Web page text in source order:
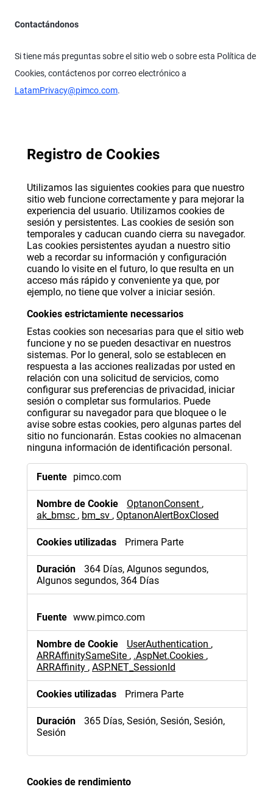
Contactándonos
Si tiene más preguntas sobre el sitio web o sobre esta Política de
Cookies, contáctenos por correo electrónico a
LatamPrivacy@pimco.com.
Registro de Cookies
Utilizamos las siguientes cookies para que nuestro
sitio web funcione correctamente y para mejorar la
experiencia del usuario. Utilizamos cookies de
sesión y persistentes. Las cookies de sesión son
temporales y caducan cuando cierra su navegador.
Las cookies persistentes ayudan a nuestro sitio
web a recordar su información y configuración
cuando lo visite en el futuro, lo que resulta en un
acceso más rápido y conveniente ya que, por
ejemplo, no tiene que volver a iniciar sesión.
Cookies estrictamiente necessarios
Estas cookies son necesarias para que el sitio web
funcione y no se pueden desactivar en nuestros
sistemas. Por lo general, solo se establecen en
respuesta a las acciones realizadas por usted en
relación con una solicitud de servicios, como
configurar sus preferencias de privacidad, iniciar
sesión o completar sus formularios. Puede
configurar su navegador para que bloquee o le
avise sobre estas cookies, pero algunas partes del
sitio no funcionarán. Estas cookies no almacenan
ninguna información de identificación personal.
Cookies
estrictamiente
necessarios
pimco.com
OptanonConsent ,
ak_bmsc , bm_sv , OptanonAlertBoxClosed
Primera Parte
364 Días, Algunos segundos,
Algunos segundos, 364 Días
www.pimco.com
UserAuthentication ,
ARRAffinitySameSite , .AspNet.Cookies ,
ARRAffinity , ASP.NET_SessionId
Primera Parte
365 Días, Sesión, Sesión, Sesión,
Sesión
Cookies de rendimiento